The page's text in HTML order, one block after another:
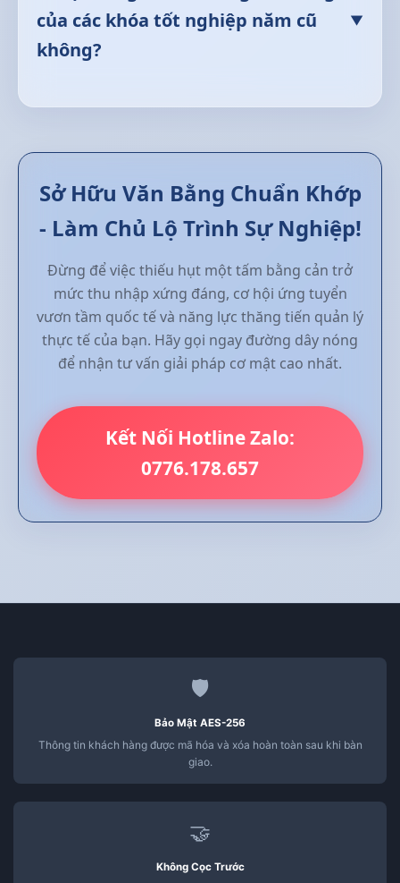
tay và dấu giáp lai nổi hằn lực thủy lực, văn
bằng sở hữu các đặc tính vật lý đồng điệu
của các khóa tốt nghiệp năm cũ
không?
▼
những năm thập niên cũ cho đến phôi mới
phục dựng chính xác theo đúng quy chuẩn
mẫu phôi và phông chữ của năm tốt nghiệp
Sở Hữu Văn Bằng Chuẩn Khớp
- Làm Chủ Lộ Trình Sự Nghiệp!
Đừng để việc thiếu hụt một tấm bằng cản trở
mức thu nhập xứng đáng, cơ hội ứng tuyển
vươn tầm quốc tế và năng lực thăng tiến quản lý
thực tế của bạn. Hãy gọi ngay đường dây nóng
để nhận tư vấn giải pháp cơ mật cao nhất.
Kết Nối Hotline Zalo:
0776.178.657
🛡️
Bảo Mật AES-256
Thông tin khách hàng được mã hóa và xóa hoàn toàn sau khi bàn
giao.
🤝
Không Cọc Trước